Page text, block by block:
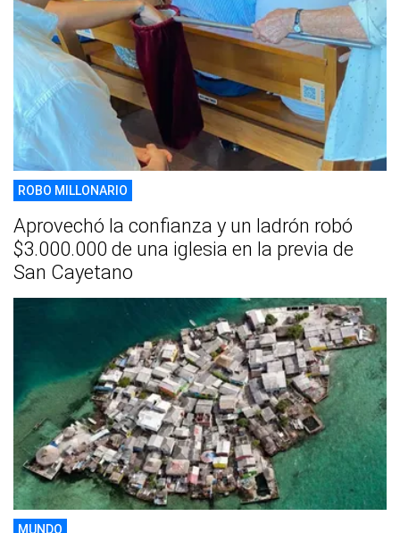
ROBO MILLONARIO
Aprovechó la confianza y un ladrón robó
$3.000.000 de una iglesia en la previa de
San Cayetano
MUNDO